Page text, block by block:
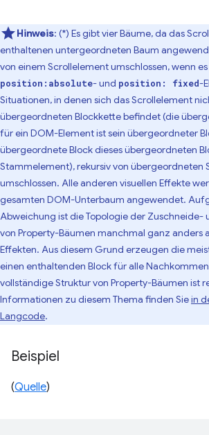
Hinweis: (*) Es gibt vier Bäume, da das
enthaltenen untergeordneten Baum
von einem Scrollelement umschlossen, wenn
position:absolute- und position: fixed-
Situationen, in denen sich das Scrollelement
übergeordneten Blockkette befindet (die
für ein DOM-Element ist sein übergeordneter
übergeordnete Block dieses übergeordneten
Stammelement), rekursiv von übergeordneten
umschlossen. Alle anderen visuellen Effekte
gesamten DOM-Unterbaum angewendet.
Abweichung ist die Topologie der Zuschneide-
von Property-Bäumen manchmal ganz anders
Effekten. Aus diesem Grund erzeugen die
einen enthaltenden Block für alle
vollständige Struktur von Property-Bäumen ist
Informationen zu diesem Thema finden Siein
Langcode.
Beispiel
(Quelle)